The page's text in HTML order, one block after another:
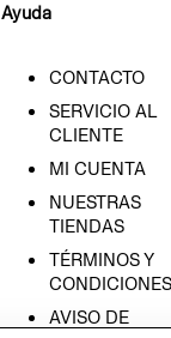
Ayuda
CONTACTO
SERVICIO AL
CLIENTE
MI CUENTA
NUESTRAS
TIENDAS
TÉRMINOS Y
CONDICIONES
AVISO DE